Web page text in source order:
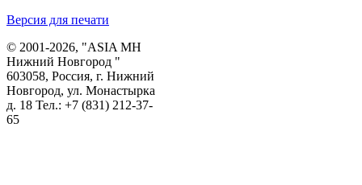
Версия для печати
© 2001-2026, "ASIA MH
Нижний Новгород "
603058, Россия, г. Нижний
Новгород, ул. Монастырка
д. 18 Тел.: +7 (831) 212-37-
65